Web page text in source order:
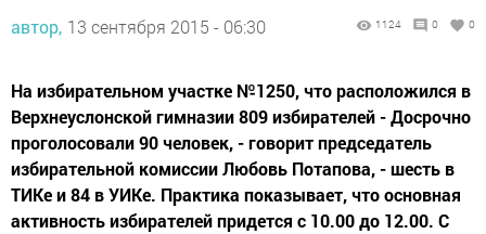
автор, 13 сентября 2015 - 06:30 1124 0 0
На избирательном участке №1250, что расположился в
Верхнеуслонской гимназии 809 избирателей - Досрочно
проголосовали 90 человек, - говорит председатель
избирательной комиссии Любовь Потапова, - шесть в
ТИКе и 84 в УИКе. Практика показывает, что основная
активность избирателей придется с 10.00 до 12.00. С